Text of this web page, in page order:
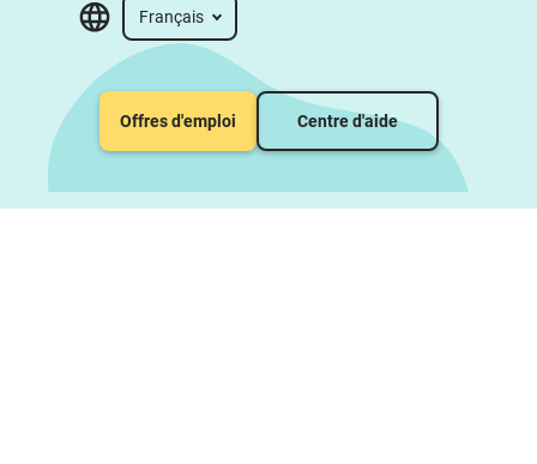
Français
Offres d'emploi Centre d'aide